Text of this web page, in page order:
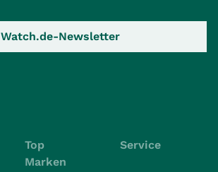
Watch.de-Newsletter
Top
Marken
Service